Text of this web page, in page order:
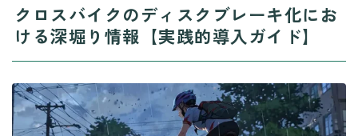
クロスバイクのディスクブレーキ化にお
ける深堀り情報【実践的導入ガイド】